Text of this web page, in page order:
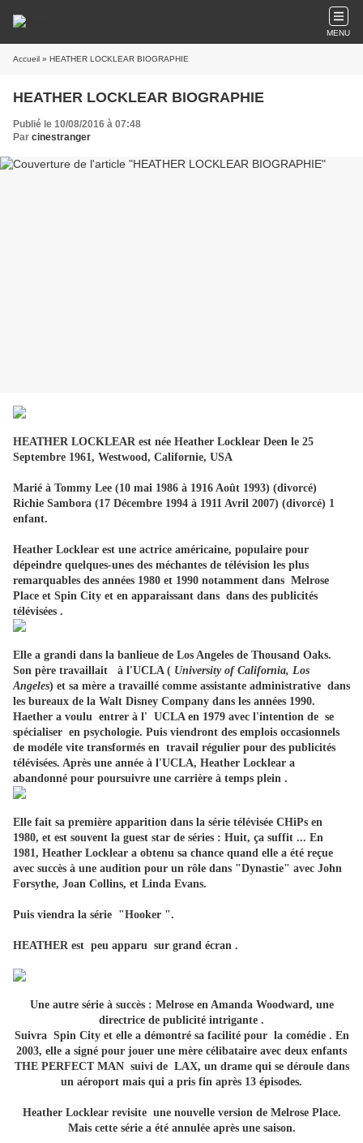
MENU
Accueil » HEATHER LOCKLEAR BIOGRAPHIE
HEATHER LOCKLEAR BIOGRAPHIE
Publié le 10/08/2016 à 07:48
Par cinestranger
HEATHER LOCKLEAR est née Heather Locklear Deen le 25
Septembre 1961, Westwood, Californie, USA
Marié à Tommy Lee (10 mai 1986 à 1916 Août 1993) (divorcé)
Richie Sambora (17 Décembre 1994 à 1911 Avril 2007) (divorcé) 1
enfant.
Heather Locklear est une actrice américaine, populaire pour
dépeindre quelques-unes des méchantes de télévision les plus
remarquables des années 1980 et 1990 notamment dans Melrose
Place et Spin City et en apparaissant dans dans des publicités
télévisées .
Elle a grandi dans la banlieue de Los Angeles de Thousand Oaks.
Son père travaillait à l'UCLA ( University of California, Los
Angeles) et sa mère a travaillé comme assistante administrative dans
les bureaux de la Walt Disney Company dans les années 1990.
Haether a voulu entrer à l' UCLA en 1979 avec l'intention de se
spécialiser en psychologie. Puis viendront des emplois occasionnels
de modéle vite transformés en travail régulier pour des publicités
télévisées. Après une année à l'UCLA, Heather Locklear a
abandonné pour poursuivre une carrière à temps plein .
Elle fait sa première apparition dans la série télévisée CHiPs en
1980, et est souvent la guest star de séries : Huit, ça suffit ... En
1981, Heather Locklear a obtenu sa chance quand elle a été reçue
avec succès à une audition pour un rôle dans "Dynastie" avec John
Forsythe, Joan Collins, et Linda Evans.
Puis viendra la série "Hooker ".
HEATHER est peu apparu sur grand écran .
Une autre série à succès : Melrose en Amanda Woodward, une
directrice de publicité intrigante .
Suivra Spin City et elle a démontré sa facilité pour la comédie . En
2003, elle a signé pour jouer une mère célibataire avec deux enfants
THE PERFECT MAN suivi de LAX, un drame qui se déroule dans
un aéroport mais qui a pris fin après 13 épisodes.
Heather Locklear revisite une nouvelle version de Melrose Place.
Mais cette série a été annulée après une saison.